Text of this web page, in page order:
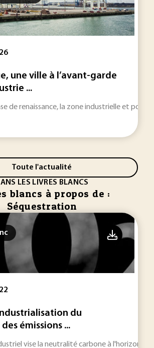
une ville à l’avant-garde
...
de renaissance, la zone industrielle et
Toute l'actualité
LES LIVRES BLANCS
blancs à propos de :
Séquestration
du
émissions ...
vise la neutralité carbone à l'horizon